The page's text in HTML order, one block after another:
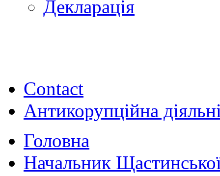
Декларація
Contact
Антикорупційна
Головна
Начальник